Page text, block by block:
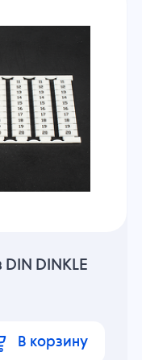
DINKLE
В корзину